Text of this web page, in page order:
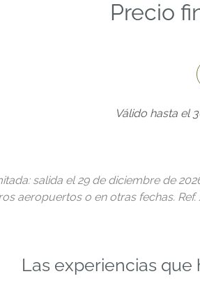
Precio
Válido hasta el
salida el 29 de diciembre de
aeropuertos o en otras fechas. Ref.
Las experiencias